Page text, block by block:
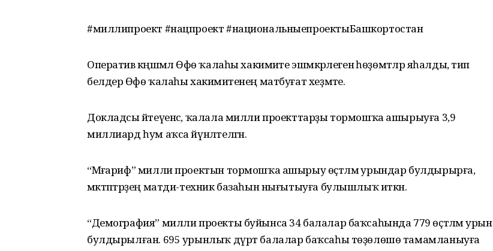
#миллипроект #нацпроект #национальныепроектыБашкортостан
Оператив кәңәшмәлә Өфө ҡалаһы хакимиәте эшмәкәрлегенә һөҙөмтәләр яһалды, тип
белдерә Өфө ҡалаһы хакимиәтенең матбуғат хеҙмәте.
Докладсы әйтеүенсә, ҡалала милли проекттарҙы тормошҡа ашырыуға 3,9
миллиард һум аҡса йүнәлтелгән.
“Мәғариф” милли проектын тормошҡа ашырыу өҫтәлмә урындар булдырырға,
мәктәптәрҙең матди-техник базаһын нығытыуға булышлыҡ иткән.
“Демография” милли проекты буйынса 34 балалар баҡсаһында 779 өҫтәлмә урын
булдырылған. 695 урынлыҡ дүрт балалар баҡсаһы төҙөлөшө тамамланыуға